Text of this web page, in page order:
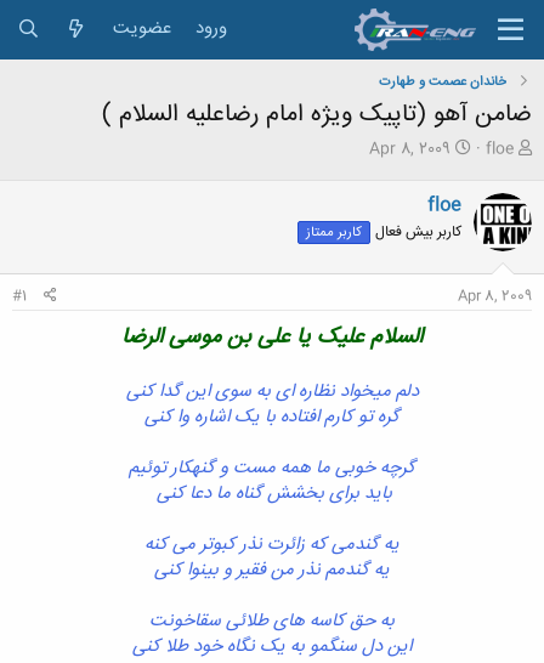
ورود عضویت
خاندان عصمت و طهارت
ضامن آهو (تاپیک ویژه امام رضاعلیه السلام )
ش
و
ع
ک
ن
ن
د
floe
ت
ی
خ
ر
Apr 8, 2009
floe
کاربر بیش فعال کاربر ممتاز
Apr 8, 2009
#1
السلام علیک یا علی بن موسی الرضا
دلم میخواد نظاره ای به سوی این گدا کنی
گره تو کارم افتاده با یک اشاره وا کنی
گرچه خوبی ما همه مست و گنهکار توئیم
باید برای بخشش گناه ما دعا کنی
یه گندمی که زائرت نذر کبوتر می کنه
یه گندمم نذر من فقیر و بینوا کنی
به حق کاسه های طلائی سقاخونت
این دل سنگمو به یک نگاه خود طلا کنی